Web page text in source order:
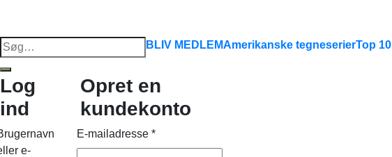
Søg
efter:
BLIV MEDLEMAmerikanske tegneserierTop 10
Log
ind
e-
Opret en
kundekonto
E-mailadresse *